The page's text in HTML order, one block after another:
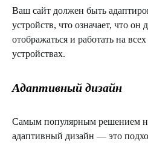
Ваш сайт должен быть
устройств, что означает, что он
отображаться и работать на
устройствах.
Адаптивный дизайн
Самым популярным решением
адаптивный дизайн — это